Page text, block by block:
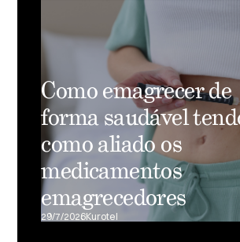
Como emagrecer de
forma saudável
como aliado os
medicamentos
emagrecedores
29/7/2026Kurotel